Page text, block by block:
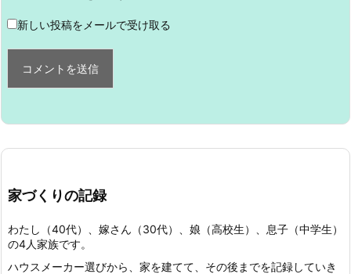
新しい投稿をメールで受け取る
家づくりの記録
わたし（40代）、嫁さん（30代）、娘（高校生）、息子（中学生）
の4人家族です。
ハウスメーカー選びから、家を建てて、その後までを記録していき